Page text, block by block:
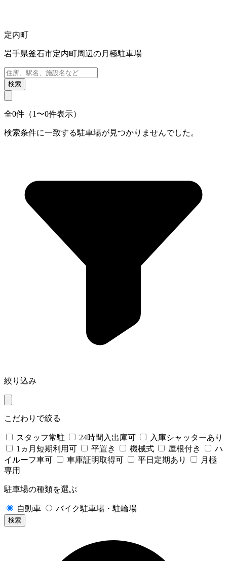
定内町
岩手県釜石市定内町周辺の月極駐車場
検索
全0件（1〜0件表示）
検索条件に一致する駐車場が見つかりませんでした。
絞り込み
こだわりで絞る
スタッフ常駐 24時間入出庫可
入庫シャッターあり
1ヵ月短期利用可
平置き 機械式 屋根付き
ハ
イルーフ車可
車庫証明取得可 平日定期あり
月極
専用
駐車場の種類を選ぶ
自動車 バイク駐車場・駐輪場
検索